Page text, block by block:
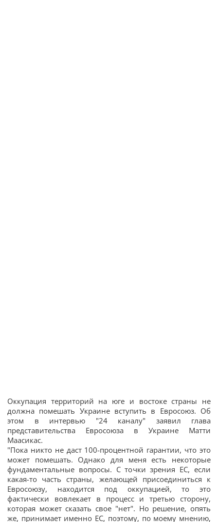
Оккупация территорий на юге и востоке страны не
должна помешать Украине вступить в Евросоюз. Об
этом в интервью "24 каналу" заявил глава
представительства Евросоюза в Украине Матти
Маасикас.
"Пока никто не даст 100-процентной гарантии, что это
может помешать. Однако для меня есть некоторые
фундаментальные вопросы. С точки зрения ЕС, если
какая-то часть страны, желающей присоединиться к
Евросоюзу, находится под оккупацией, то это
фактически вовлекает в процесс и третью сторону,
которая может сказать свое "нет". Но решение, опять
же, принимает именно ЕС, поэтому, по моему мнению,